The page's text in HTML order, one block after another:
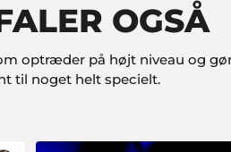
OGSÅ
optræder på højt niveau og
til noget helt specielt.